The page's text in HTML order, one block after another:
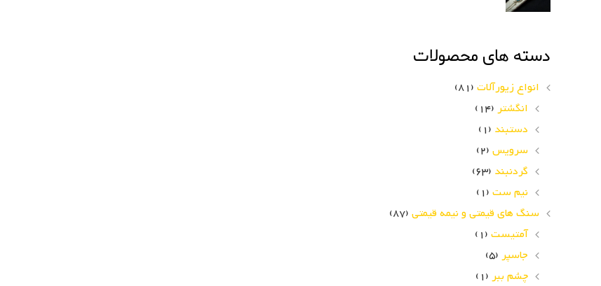
دسته های محصولات
انواع زیورآلات (81)
انگشتر (14)
دستبند (1)
سرویس (2)
گردنبند (63)
نیم ست (1)
سنگ های قیمتی و نیمه قیمتی (87)
آمتیست (1)
جاسپر (5)
چشم ببر (1)